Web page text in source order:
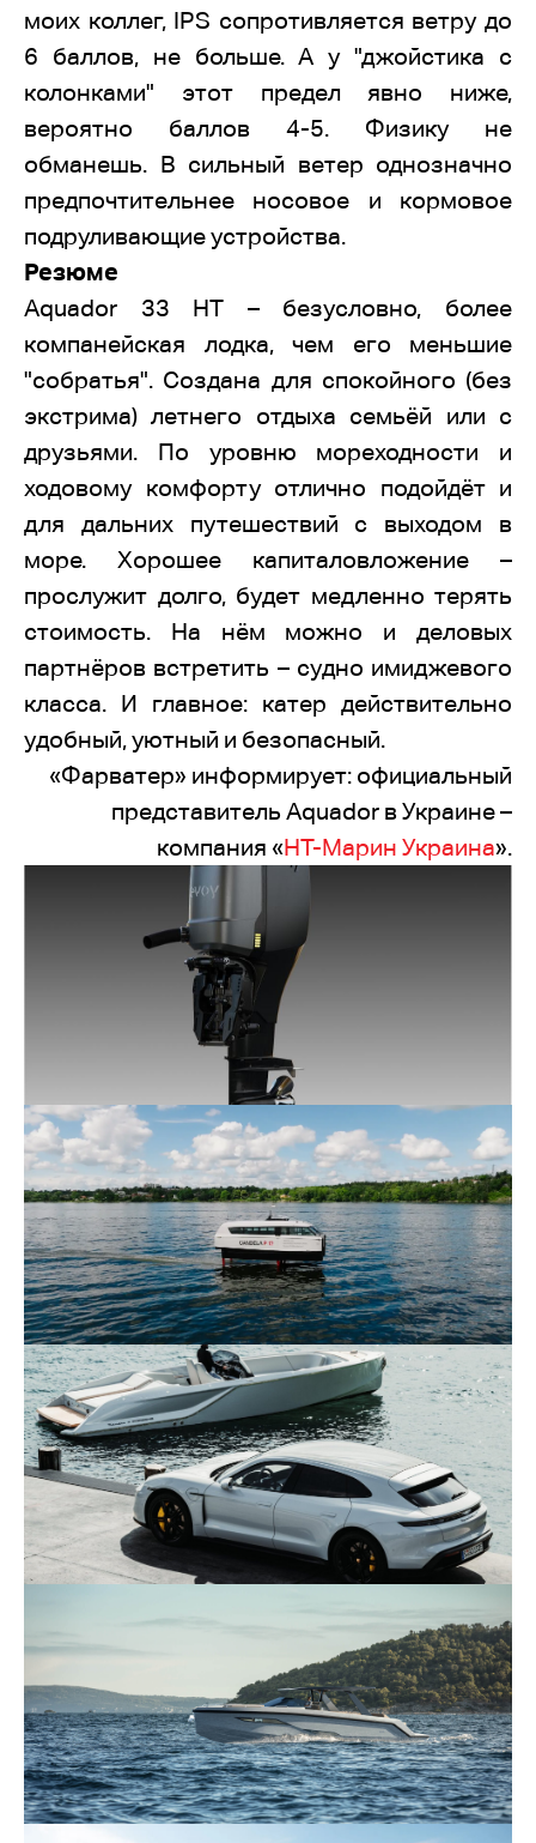
моих коллег, IPS сопротивляется ветру до
6 баллов, не больше. А у "джойстика с
колонками" этот предел явно ниже,
вероятно баллов 4-5. Физику не
обманешь. В сильный ветер однозначно
предпочтительнее носовое и кормовое
подруливающие устройства.
Резюме
Aquador 33 HT – безусловно, более
компанейская лодка, чем его меньшие
"собратья". Создана для спокойного (без
экстрима) летнего отдыха семьёй или с
друзьями. По уровню мореходности и
ходовому комфорту отлично подойдёт и
для дальних путешествий с выходом в
море. Хорошее капиталовложение –
прослужит долго, будет медленно терять
стоимость. На нём можно и деловых
партнёров встретить – судно имиджевого
класса. И главное: катер действительно
удобный, уютный и безопасный.
«Фарватер» информирует: официальный
представитель Aquador в Украине –
компания «НТ-Марин Украина».